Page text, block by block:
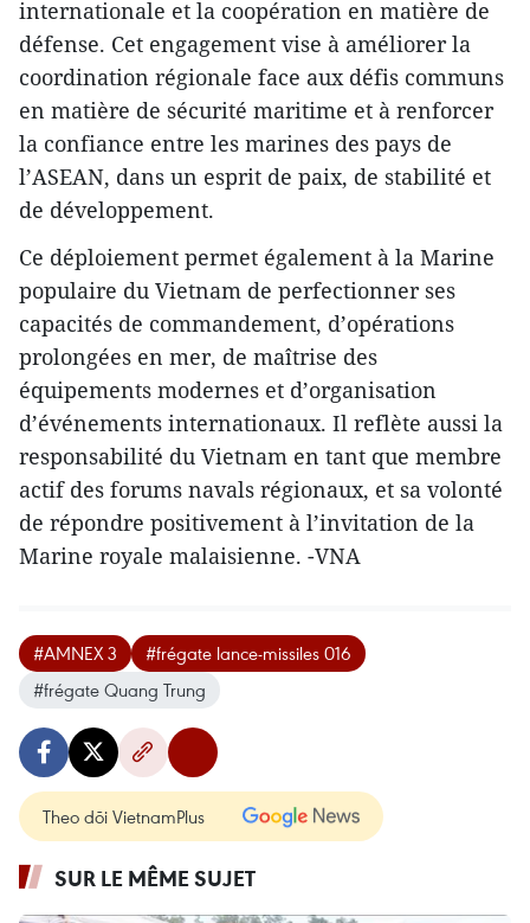
internationale et la coopération en matière de
défense. Cet engagement vise à améliorer la
coordination régionale face aux défis communs
en matière de sécurité maritime et à renforcer
la confiance entre les marines des pays de
l’ASEAN, dans un esprit de paix, de stabilité et
de développement.
Ce déploiement permet également à la Marine
populaire du Vietnam de perfectionner ses
capacités de commandement, d’opérations
prolongées en mer, de maîtrise des
équipements modernes et d’organisation
d’événements internationaux. Il reflète aussi la
responsabilité du Vietnam en tant que membre
actif des forums navals régionaux, et sa volonté
de répondre positivement à l’invitation de la
Marine royale malaisienne. -VNA
#AMNEX 3
#frégate lance-missiles 016
#frégate Quang Trung
Theo dõi VietnamPlus
SUR LE MÊME SUJET